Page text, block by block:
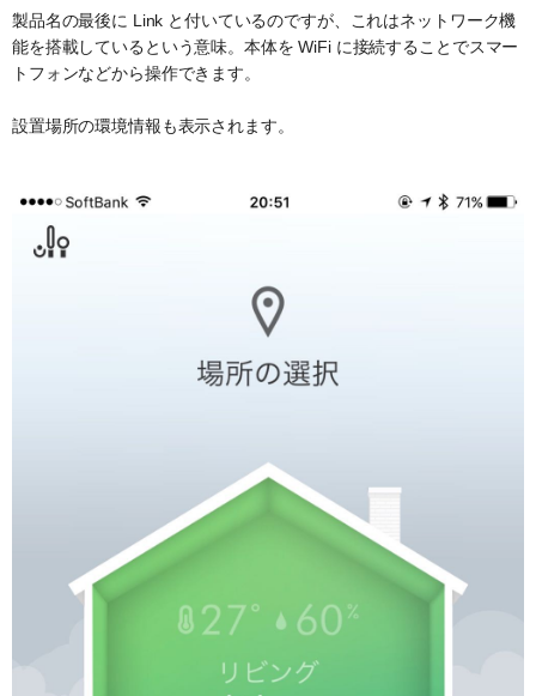
製品名の最後に Link と付いているのですが、これはネットワーク機
能を搭載しているという意味。本体を WiFi に接続することでスマー
トフォンなどから操作できます。
設置場所の環境情報も表示されます。